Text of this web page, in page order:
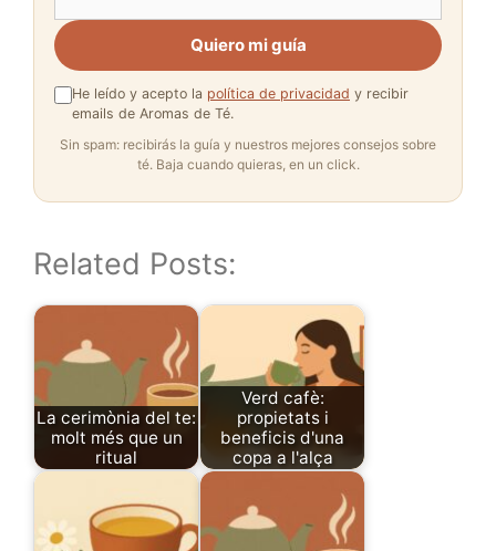
Quiero mi guía
He leído y acepto la política de privacidad y recibir
emails de Aromas de Té.
Sin spam: recibirás la guía y nuestros mejores consejos sobre
té. Baja cuando quieras, en un click.
Related Posts:
La cerimònia del te:
molt més que un
ritual
Verd cafè:
propietats i
beneficis d'una
copa a l'alça